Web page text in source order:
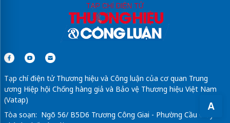
A
Tạp chí điện tử Thương hiệu và Công luận của cơ quan Trung
ương Hiệp hội Chống hàng giả và Bảo vệ Thương hiệu Việt Nam
(Vatap)
Tòa soạn: Ngõ 56/ B5D6 Trương Công Giai - Phường Cầu Giấy -